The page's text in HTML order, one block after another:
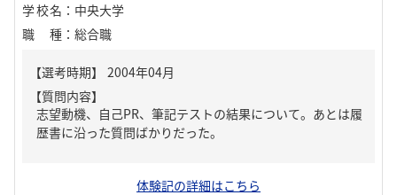
学校名 ： 中央大学
職種 ： 総合職
【質問内容】
志望動機、自己PR、筆記テストの結果について。あとは履
歴書に沿った質問ばかりだった。
体験記の詳細はこちら